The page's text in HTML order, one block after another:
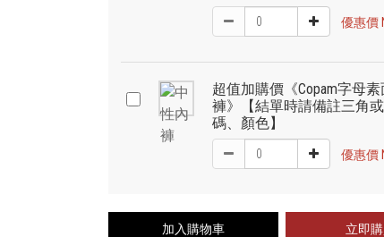
優惠價
超值加購價《Copam字母
褲》【結單時請備註三角
碼、顏色】
優惠價
加入購物車 立即